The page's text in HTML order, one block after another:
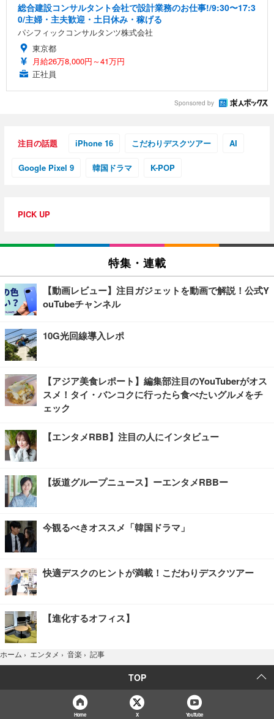
総合建設コンサルタント会社で設計業務のお仕事!/9:30〜17:3
0/主婦・主夫歓迎・土日休み・稼げる
パシフィックコンサルタンツ株式会社
東京都
月給26万8,000円～41万円
正社員
Sponsored by
注目の話題 iPhone 16 こだわりデスクツアー AI
Google Pixel 9 韓国ドラマ K-POP
PICK UP
特集・連載
【動画レビュー】注目ガジェットを動画で解説！公式Y
ouTubeチャンネル
10G光回線導入レポ
【アジア美食レポート】編集部注目のYouTuberがオス
スメ！タイ・バンコクに行ったら食べたいグルメをチ
ェック
【エンタメRBB】注目の人にインタビュー
【坂道グループニュース】ーエンタメRBBー
今観るべきオススメ「韓国ドラマ」
快適デスクのヒントが満載！こだわりデスクツアー
【進化するオフィス】
ホーム › エンタメ › 音楽 › 記事
TOP
Home X YouTube